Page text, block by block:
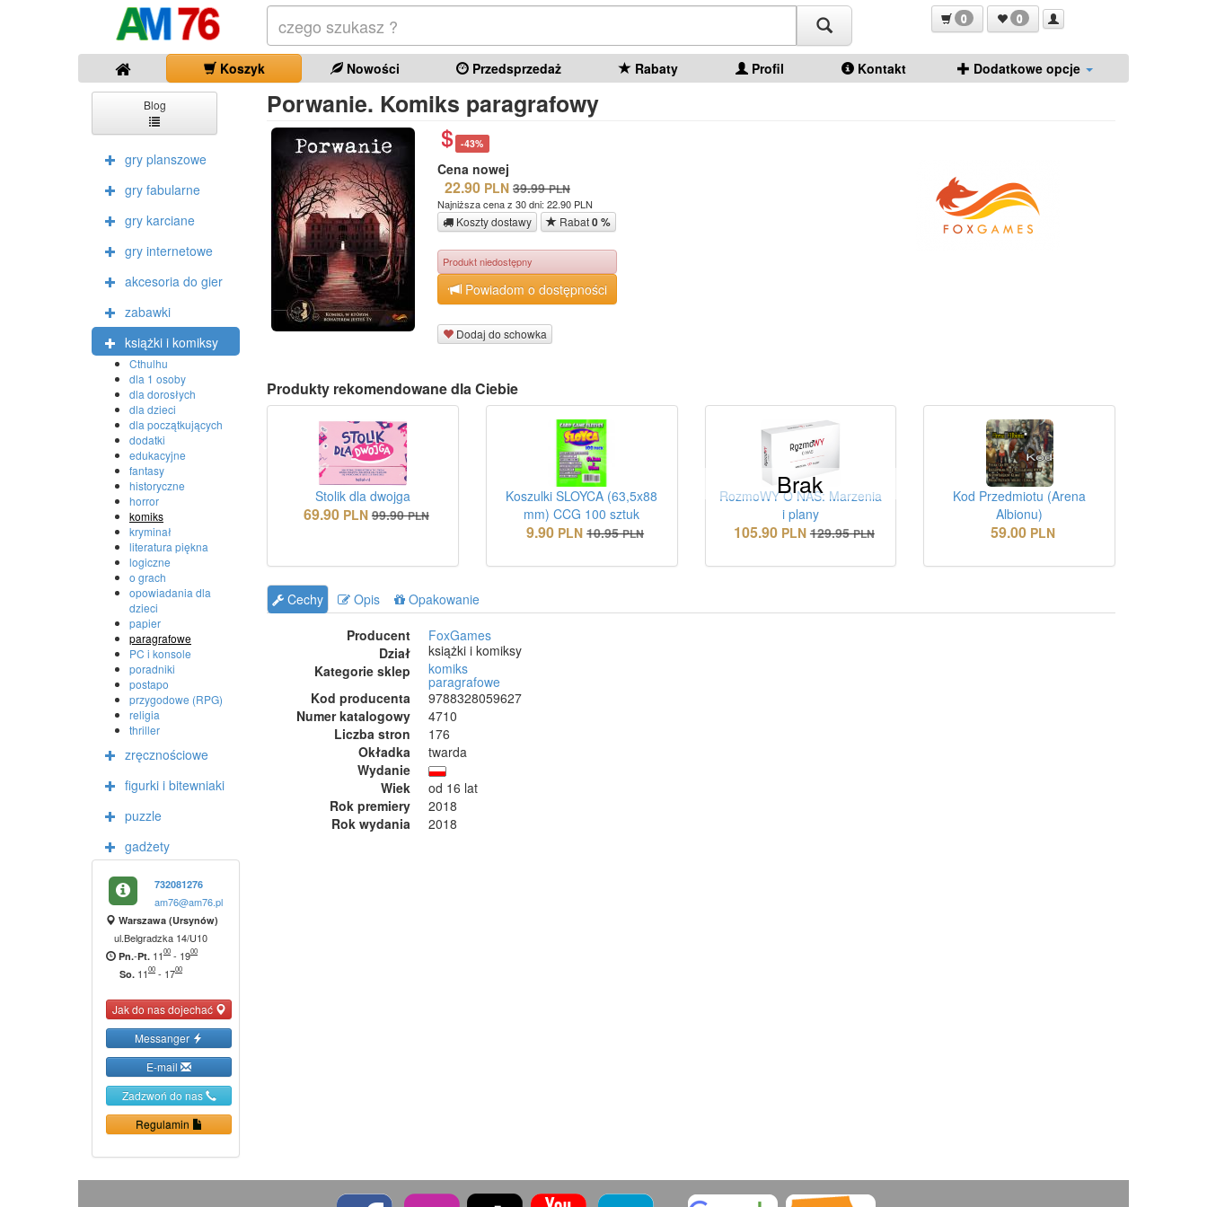
0 0
Koszyk Nowości Przedsprzedaż Rabaty Profil Kontakt Dodatkowe opcje
Blog
gry planszowe
gry fabularne
gry karciane
gry internetowe
akcesoria do gier
zabawki
książki i komiksy
Cthulhu
dla 1 osoby
dla dorosłych
dla dzieci
dla początkujących
dodatki
edukacyjne
fantasy
historyczne
horror
komiks
kryminał
literatura piękna
logiczne
o grach
opowiadania dla
dzieci
papier
paragrafowe
PC i konsole
poradniki
postapo
przygodowe (RPG)
religia
thriller
zręcznościowe
figurki i bitewniaki
puzzle
gadżety
732081276
am76@am76.pl
Warszawa (Ursynów)
ul.Belgradzka 14/U10
Pn.-Pt. 1100 - 1900
So. 1100 - 1700
Jak do nas dojechać
Messanger
E-mail
Zadzwoń do nas
Regulamin
Porwanie. Komiks paragrafowy
-43%
Cena nowej
22.90 PLN 39.99 PLN
Najniższa cena z 30 dni: 22.90 PLN
Koszty dostawy Rabat0 %
Produkt niedostępny
Powiadom o dostępności
Dodaj do schowka
Produkty rekomendowane dla Ciebie
Stolik dla dwojga
69.90 PLN 99.90 PLN
Koszulki SLOYCA (63,5x88
mm) CCG 100 sztuk
9.90 PLN 10.95 PLN
Brak
RozmoWY O NAS: Marzenia
i plany
105.90 PLN 129.95 PLN
Kod Przedmiotu (Arena
Albionu)
59.00 PLN
Cechy Opis
Opakowanie
Producent
FoxGames
Dział
książki i komiksy
Kategorie sklep
komiks
paragrafowe
Kod producenta
9788328059627
Numer katalogowy
4710
Liczba stron
176
Okładka
twarda
Wydanie
Wiek
od 16 lat
Rok premiery
2018
Rok wydania
2018